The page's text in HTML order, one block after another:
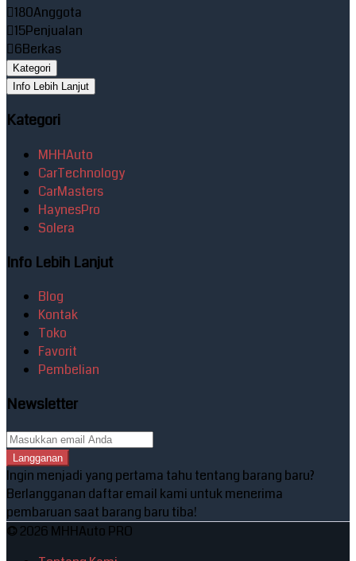
180Anggota
15Penjualan
6Berkas
Kategori
Info Lebih Lanjut
Kategori
MHHAuto
CarTechnology
CarMasters
HaynesPro
Solera
Info Lebih Lanjut
Blog
Kontak
Toko
Favorit
Pembelian
Newsletter
Langganan
Ingin menjadi yang pertama tahu tentang barang baru?
Berlangganan daftar email kami untuk menerima
pembaruan saat barang baru tiba!
© 2026 MHHAuto PRO